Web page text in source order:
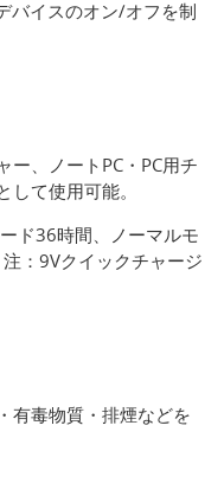
バイスのオン/オフを制
、ノートPC・PC用チ
て使用可能。
ド36時間、ノーマルモ
：9Vクイックチャージ
有毒物質・排煙などを